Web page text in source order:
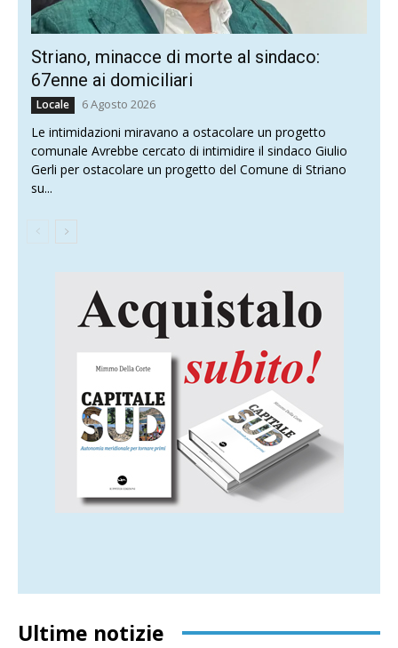
Striano, minacce di morte al sindaco:
67enne ai domiciliari
Locale 6 Agosto 2026
Le intimidazioni miravano a ostacolare un progetto
comunale Avrebbe cercato di intimidire il sindaco Giulio
Gerli per ostacolare un progetto del Comune di Striano
su...
Ultime notizie